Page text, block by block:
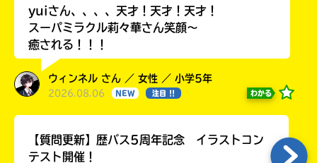
yuiさん、、、、天才！天才！天才！
スーパミラクル莉々華さん笑顔〜
癒される！！！
ウィンネル さん ／ 女性 ／ 小学5年
2026.08.06 NEW 注目 !! わかる
【質問更新】歴バス5周年記念 イラストコン
テスト開催！